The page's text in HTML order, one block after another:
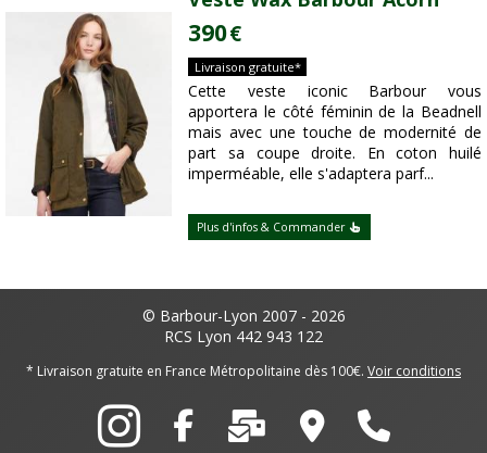
390€
Livraison gratuite*
Cette veste iconic Barbour vous
apportera le côté féminin de la Beadnell
mais avec une touche de modernité de
part sa coupe droite. En coton huilé
imperméable, elle s'adaptera parf...
Plus d'infos & Commander
© Barbour-Lyon 2007 - 2026
RCS Lyon 442 943 122
* Livraison gratuite en France Métropolitaine dès 100€. Voir conditions